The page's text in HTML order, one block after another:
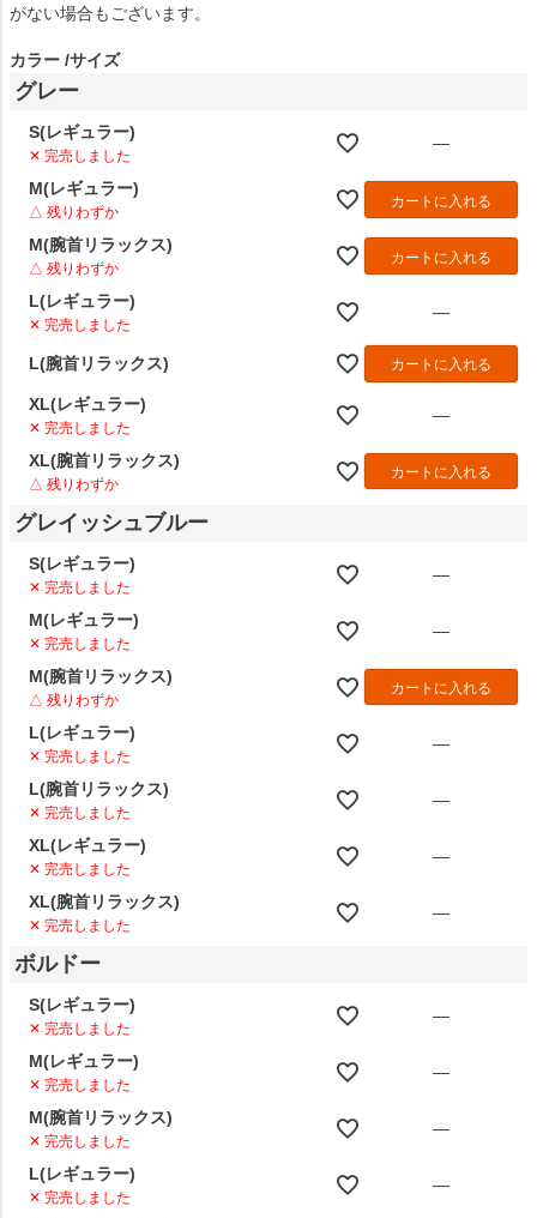
がない場合もございます。
カラー サイズ
グレー
S(レギュラー)
✕ 完売しました
—
M(レギュラー)
△ 残りわずか
カートに入れる
M(腕首リラックス)
△ 残りわずか
カートに入れる
L(レギュラー)
✕ 完売しました
—
L(腕首リラックス) カートに入れる
XL(レギュラー)
✕ 完売しました
—
XL(腕首リラックス)
△ 残りわずか
カートに入れる
グレイッシュブルー
S(レギュラー)
✕ 完売しました
—
M(レギュラー)
✕ 完売しました
—
M(腕首リラックス)
△ 残りわずか
カートに入れる
L(レギュラー)
✕ 完売しました
—
L(腕首リラックス)
✕ 完売しました
—
XL(レギュラー)
✕ 完売しました
—
XL(腕首リラックス)
✕ 完売しました
—
ボルドー
S(レギュラー)
✕ 完売しました
—
M(レギュラー)
✕ 完売しました
—
M(腕首リラックス)
✕ 完売しました
—
L(レギュラー)
✕ 完売しました
—